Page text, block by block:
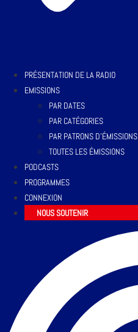
PRÉSENTATION DE LA RADIO
EMISSIONS
PAR DATES
PAR CATÉGORIES
PAR PATRONS D’ÉMISSIONS
TOUTES LES ÉMISSIONS
PODCASTS
PROGRAMMES
CONNEXION
NOUS SOUTENIR